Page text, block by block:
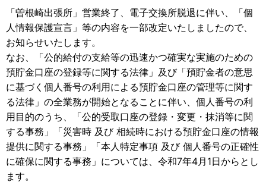
「曽根崎出張所」営業終了、電子交換所脱退に伴い、「個
人情報保護宣言」等の内容を一部改定いたしましたので、
お知らせいたします。
なお、「公的給付の支給等の迅速かつ確実な実施のための
預貯金口座の登録等に関する法律」及び「預貯金者の意思
に基づく個人番号の利用による預貯金口座の管理等に関す
る法律」の全業務が開始となることに伴い、個人番号の利
用目的のうち、「公的受取口座の登録・変更・抹消等に関
する事務」「災害時 及び 相続時における預貯金口座の情報
提供に関する事務」「本人特定事項 及び 個人番号の正確性
に確保に関する事務」については、令和7年4月1日からとし
ます。